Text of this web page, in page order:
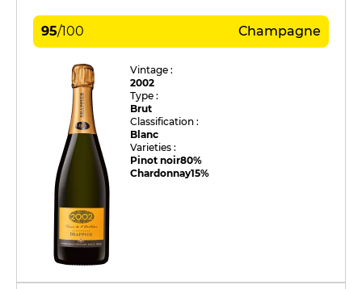
95/100 Champagne
Vintage :
2002
Type :
Brut
Classification :
Blanc
Varieties :
Pinot noir80%
Chardonnay15%